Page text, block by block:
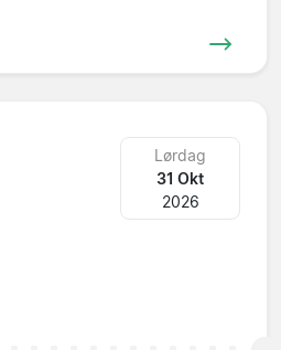
Lørdag
31 Okt
2026